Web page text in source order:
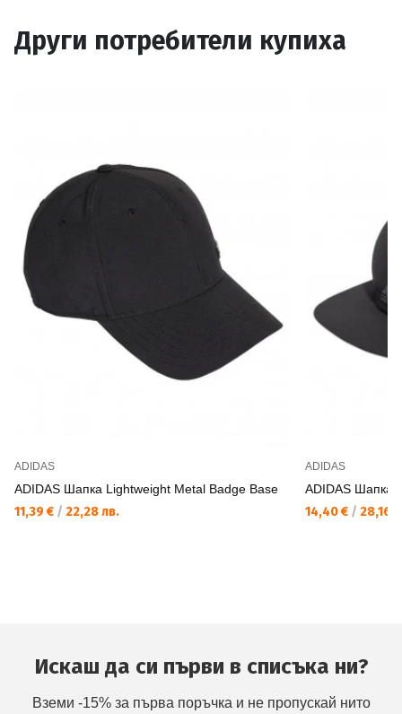
Други потребители купиха
ADIDAS
ADIDAS Шапка Lightweight Metal Badge Base
11,39 € / 22,28 лв.
ADIDAS
ADIDAS Шапка
14,40 € / 28,16
Искаш да си първи в списъка ни?
Вземи -15% за първа поръчка и не пропускай нито